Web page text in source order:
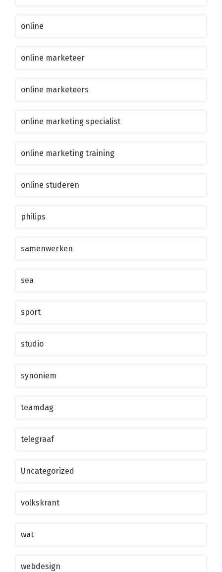
online
online marketeer
online marketeers
online marketing specialist
online marketing training
online studeren
philips
samenwerken
sea
sport
studio
synoniem
teamdag
telegraaf
Uncategorized
volkskrant
wat
webdesign